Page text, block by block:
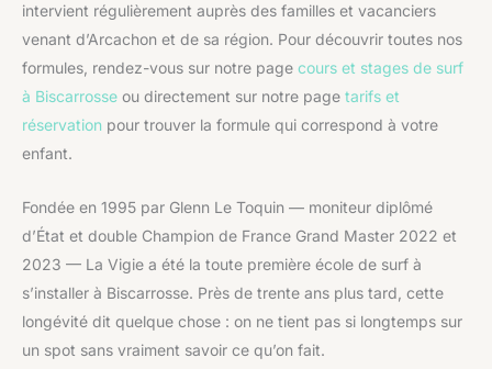
intervient régulièrement auprès des familles et vacanciers
venant d’Arcachon et de sa région. Pour découvrir toutes nos
formules, rendez-vous sur notre page cours et stages de surf
à Biscarrosse ou directement sur notre page tarifs et
réservation pour trouver la formule qui correspond à votre
enfant.
Fondée en 1995 par Glenn Le Toquin — moniteur diplômé
d’État et double Champion de France Grand Master 2022 et
2023 — La Vigie a été la toute première école de surf à
s’installer à Biscarrosse. Près de trente ans plus tard, cette
longévité dit quelque chose : on ne tient pas si longtemps sur
un spot sans vraiment savoir ce qu’on fait.